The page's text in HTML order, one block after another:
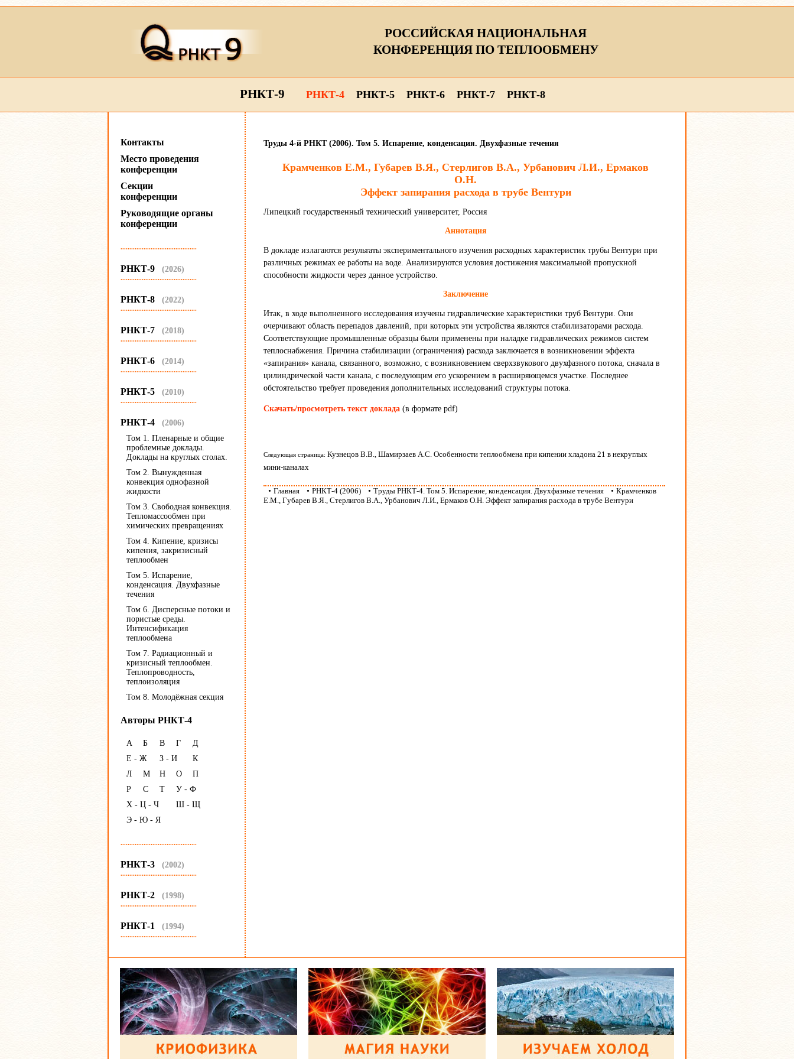
РОССИЙСКАЯ НАЦИОНАЛЬНАЯ
КОНФЕРЕНЦИЯ ПО ТЕПЛООБМЕНУ
РНКТ-9 РНКТ-4 РНКТ-5 РНКТ-6 РНКТ-7 РНКТ-8
Контакты
Место проведения
конференции
Секции
конференции
Руководящие органы
конференции
...........................................
РНКТ-9 (2026)
...........................................
РНКТ-8 (2022)
...........................................
РНКТ-7 (2018)
...........................................
РНКТ-6 (2014)
...........................................
РНКТ-5 (2010)
...........................................
РНКТ-4 (2006)
Том 1. Пленарные и общие
проблемные доклады.
Доклады на круглых столах.
Том 2. Вынужденная
конвекция однофазной
жидкости
Том 3. Свободная конвекция.
Тепломассообмен при
химических превращениях
Том 4. Кипение, кризисы
кипения, закризисный
теплообмен
Том 5. Испарение,
конденсация. Двухфазные
течения
Том 6. Дисперсные потоки и
пористые среды.
Интенсификация
теплообмена
Том 7. Радиационный и
кризисный теплообмен.
Теплопроводность,
теплоизоляция
Том 8. Молодёжная секция
Авторы РНКТ-4
А Б В Г
Д
Е - Ж
З - И
К
Л
М Н О
П
Р
С Т
У - Ф
Х - Ц - Ч
Ш - Щ
Э - Ю - Я
...........................................
РНКТ-3 (2002)
...........................................
РНКТ-2 (1998)
...........................................
РНКТ-1 (1994)
...........................................
Труды 4-й РНКТ (2006). Том 5. Испарение, конденсация. Двухфазные течения
Крамченков Е.М., Губарев В.Я., Стерлигов В.А., Урбанович Л.И., Ермаков
О.Н.
Эффект запирания расхода в трубе Вентури
Липецкий государственный технический университет, Россия
Аннотация
В докладе излагаются результаты экспериментального изучения расходных характеристик трубы Вентури при
различных режимах ее работы на воде. Анализируются условия достижения максимальной пропускной
способности жидкости через данное устройство.
Заключение
Итак, в ходе выполненного исследования изучены гидравлические характеристики труб Вентури. Они
очерчивают область перепадов давлений, при которых эти устройства являются стабилизаторами расхода.
Соответствующие промышленные образцы были применены при наладке гидравлических режимов систем
теплоснабжения. Причина стабилизации (ограничения) расхода заключается в возникновении эффекта
«запирания» канала, связанного, возможно, с возникновением сверхзвукового двухфазного потока, сначала в
цилиндрической части канала, с последующим его ускорением в расширяющемся участке. Последнее
обстоятельство требует проведения дополнительных исследований структуры потока.
Скачать/просмотреть текст доклада (в формате pdf)
Следующая страница: Кузнецов В.В., Шамирзаев А.С. Особенности теплообмена при кипении хладона 21 в некруглых
мини-каналах
• Главная • РНКТ-4 (2006) • Труды РНКТ-4. Том 5. Испарение, конденсация. Двухфазные течения • Крамченков
Е.М., Губарев В.Я., Стерлигов В.А., Урбанович Л.И., Ермаков О.Н. Эффект запирания расхода в трубе Вентури